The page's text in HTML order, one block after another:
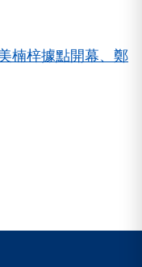
楠梓據點開幕、鄭